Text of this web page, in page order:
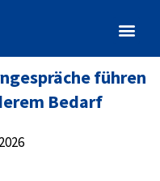
führen
Bedarf